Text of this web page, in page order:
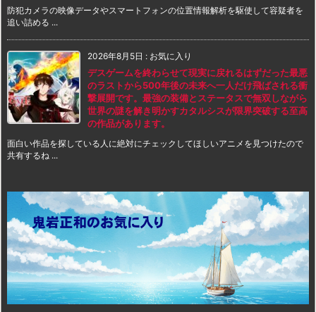
防犯カメラの映像データやスマートフォンの位置情報解析を駆使して容疑者を
追い詰める ...
2026年8月5日 : お気に入り
デスゲームを終わらせて現実に戻れるはずだった最悪
のラストから500年後の未来へ一人だけ飛ばされる衝
撃展開です。最強の装備とステータスで無双しながら
世界の謎を解き明かすカタルシスが限界突破する至高
の作品があります。
面白い作品を探している人に絶対にチェックしてほしいアニメを見つけたので
共有するね ...